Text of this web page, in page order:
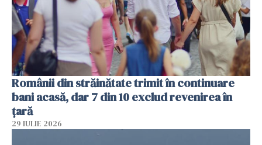
Românii din străinătate trimit în continuare
bani acasă, dar 7 din 10 exclud revenirea în
țară
29 IULIE 2026